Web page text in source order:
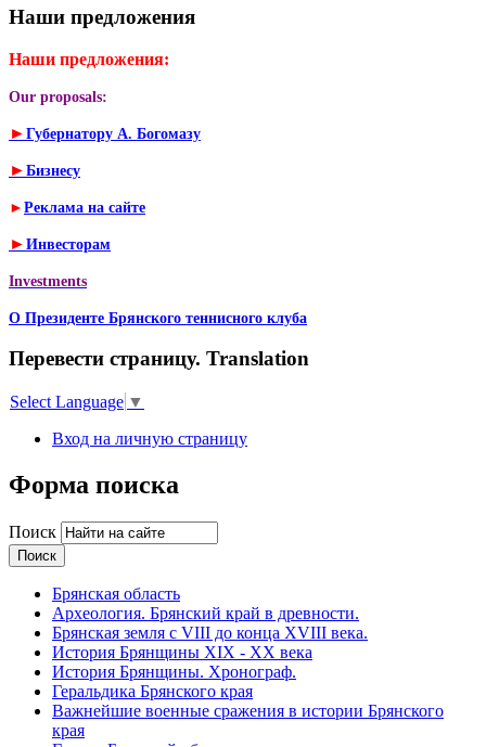
Наши предложения
Наши предложения:
Our proposals:
► Губернатору А. Богомазу
► Бизнесу
► Реклама на сайте
► Инвесторам
Investments
О Президенте Брянского теннисного клуба
Перевести страницу. Translation
Select Language ▼
Вход на личную страницу
Форма поиска
Поиск
Брянская область
Археология. Брянский край в древности.
Брянская земля с VIII до конца XVIII века.
История Брянщины XIX - XX века
История Брянщины. Хронограф.
Геральдика Брянского края
Важнейшие военные сражения в истории Брянского
края